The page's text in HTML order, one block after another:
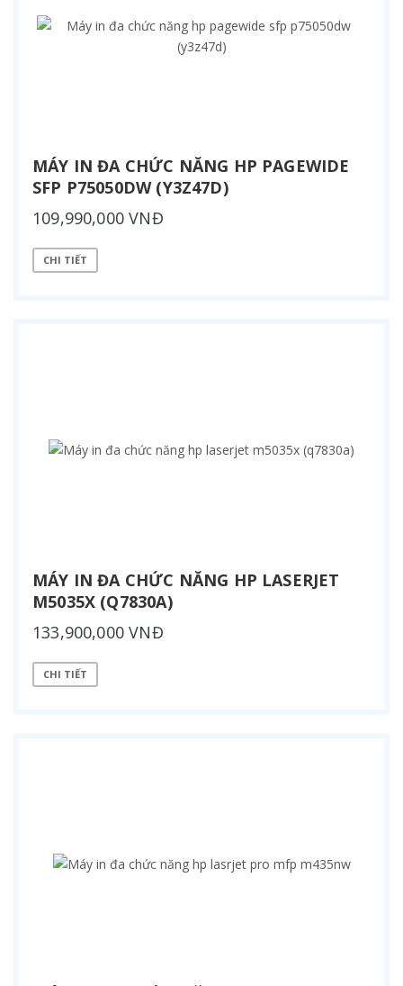
MÁY IN ĐA CHỨC NĂNG HP PAGEWIDE
SFP P75050DW (Y3Z47D)
109,990,000 VNĐ
CHI TIẾT
MÁY IN ĐA CHỨC NĂNG HP LASERJET
M5035X (Q7830A)
133,900,000 VNĐ
CHI TIẾT